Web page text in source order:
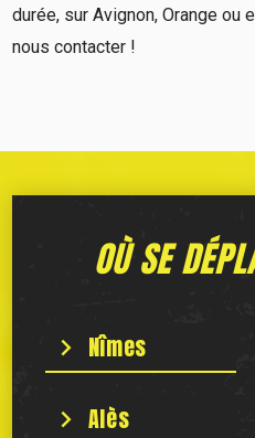
durée, sur Avignon, Orange ou
nous contacter !
OÙ SE
Nîmes
Alès